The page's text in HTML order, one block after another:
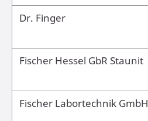
Dr. Finger
Fischer Hessel GbR Staunit
Fischer Labortechnik GmbH